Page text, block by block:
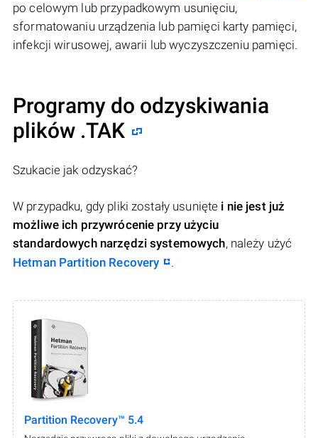
po celowym lub przypadkowym usunięciu,
sformatowaniu urządzenia lub pamięci karty pamięci,
infekcji wirusowej, awarii lub wyczyszczeniu pamięci.
Programy do odzyskiwania
plików .TAK
Szukacie jak odzyskać?
W przypadku, gdy pliki zostały usunięte i nie jest już
możliwe ich przywrócenie przy użyciu
standardowych narzędzi systemowych, należy użyć
Hetman Partition Recovery
.
Partition Recovery™ 5.4